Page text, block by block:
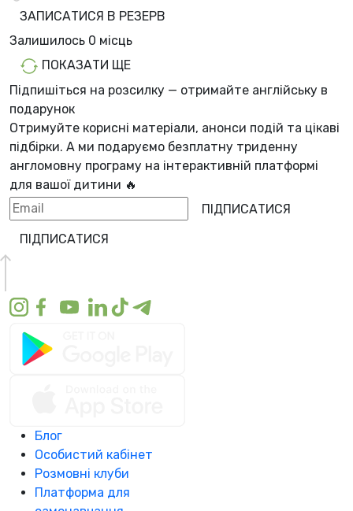
ЗАПИСАТИСЯ В РЕЗЕРВ
Залишилось 0 місць
ПОКАЗАТИ ЩЕ
Підпишіться на розсилку — отримайте англійську в
подарунок
Отримуйте корисні матеріали, анонси подій та цікаві
підбірки. А ми подаруємо безплатну триденну
англомовну програму на інтерактивній платформі
для вашої дитини 🔥
ПІДПИСАТИСЯ
ПІДПИСАТИСЯ
Блог
Особистий кабінет
Розмовні клуби
Платформа для